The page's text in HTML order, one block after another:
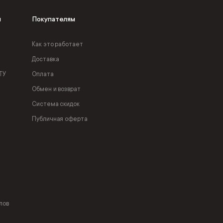
Покупателям
Как это работает
Доставка
Оплата
Обмен и возврат
Система скидок
Публичная оферта